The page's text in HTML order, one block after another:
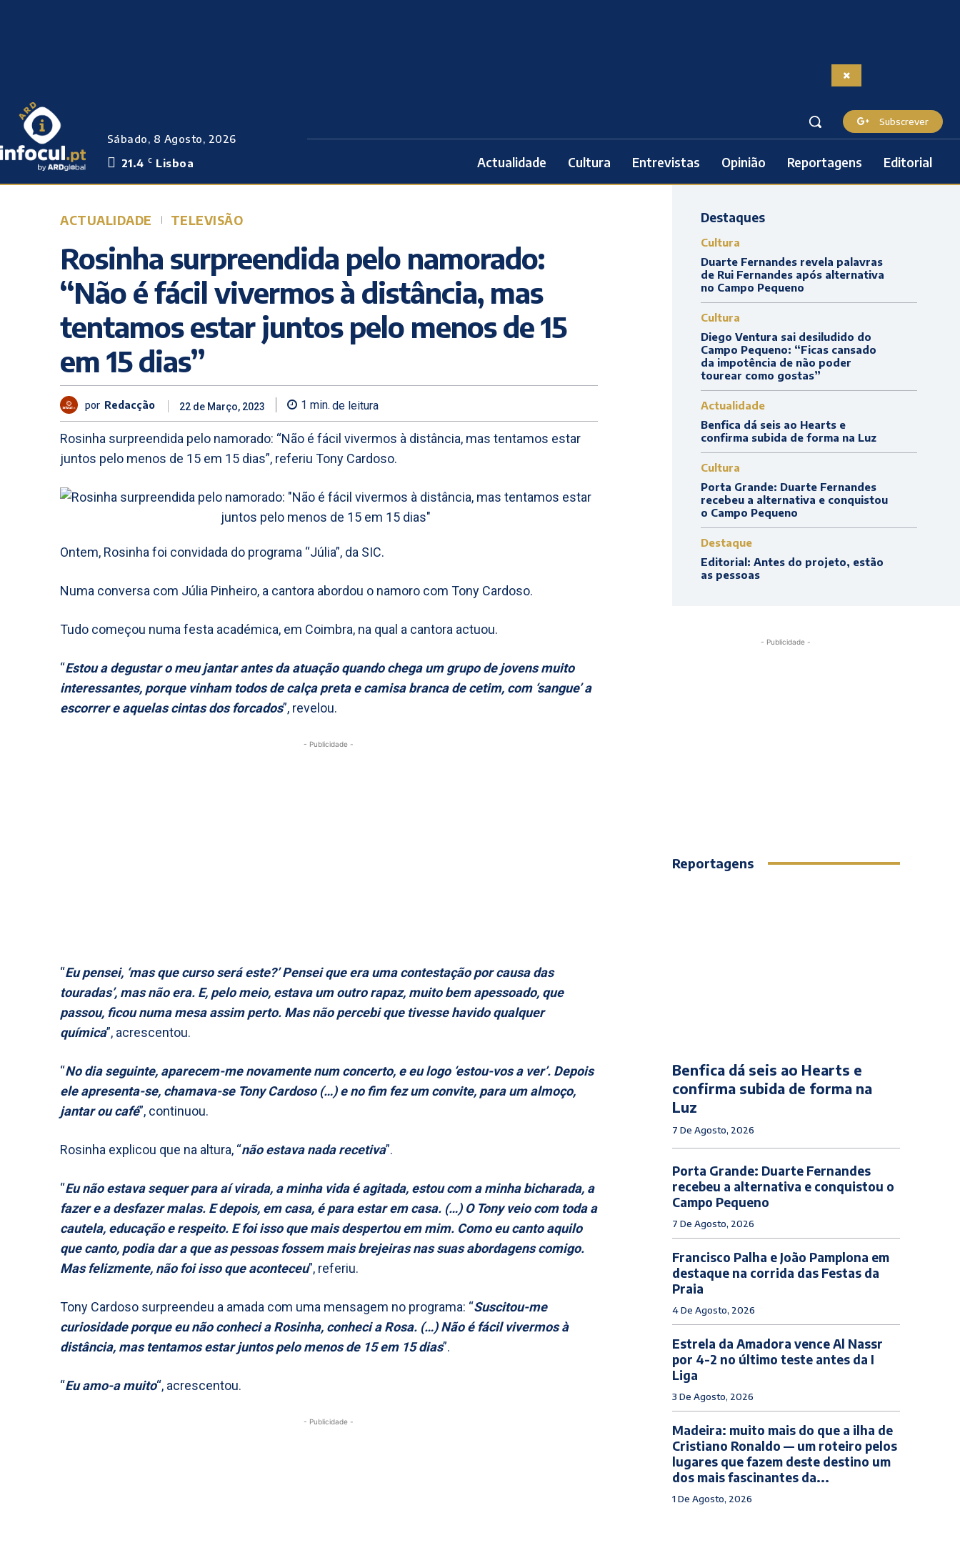
Sábado, 8 Agosto, 2026
21.4 C Lisboa
Subscrever
Actualidade Cultura Entrevistas Opinião Reportagens Editorial
ACTUALIDADE TELEVISÃO
Rosinha surpreendida pelo namorado:
“Não é fácil vivermos à distância, mas
tentamos estar juntos pelo menos de 15
em 15 dias”
por Redacção 22 de Março, 2023 1 min. de leitura
Rosinha surpreendida pelo namorado: “Não é fácil vivermos à distância, mas tentamos estar
juntos pelo menos de 15 em 15 dias”, referiu Tony Cardoso.
Ontem, Rosinha foi convidada do programa “Júlia”, da SIC.
Numa conversa com Júlia Pinheiro, a cantora abordou o namoro com Tony Cardoso.
Tudo começou numa festa académica, em Coimbra, na qual a cantora actuou.
“Estou a degustar o meu jantar antes da atuação quando chega um grupo de jovens muito
interessantes, porque vinham todos de calça preta e camisa branca de cetim, com ‘sangue’ a
escorrer e aquelas cintas dos forcados”, revelou.
- Publicidade -
“Eu pensei, ‘mas que curso será este?’ Pensei que era uma contestação por causa das
touradas’, mas não era. E, pelo meio, estava um outro rapaz, muito bem apessoado, que
passou, ficou numa mesa assim perto. Mas não percebi que tivesse havido qualquer
química”, acrescentou.
“No dia seguinte, aparecem-me novamente num concerto, e eu logo ‘estou-vos a ver’. Depois
ele apresenta-se, chamava-se Tony Cardoso (…) e no fim fez um convite, para um almoço,
jantar ou café”, continuou.
Rosinha explicou que na altura, “não estava nada recetiva”.
“Eu não estava sequer para aí virada, a minha vida é agitada, estou com a minha bicharada, a
fazer e a desfazer malas. E depois, em casa, é para estar em casa. (…) O Tony veio com toda a
cautela, educação e respeito. E foi isso que mais despertou em mim. Como eu canto aquilo
que canto, podia dar a que as pessoas fossem mais brejeiras nas suas abordagens comigo.
Mas felizmente, não foi isso que aconteceu”, referiu.
Tony Cardoso surpreendeu a amada com uma mensagem no programa: “Suscitou-me
curiosidade porque eu não conheci a Rosinha, conheci a Rosa. (…) Não é fácil vivermos à
distância, mas tentamos estar juntos pelo menos de 15 em 15 dias”.
“Eu amo-a muito“, acrescentou.
- Publicidade -
Destaques
Cultura
Duarte Fernandes revela palavras
de Rui Fernandes após alternativa
no Campo Pequeno
Cultura
Diego Ventura sai desiludido do
Campo Pequeno: “Ficas cansado
da impotência de não poder
tourear como gostas”
Actualidade
Benfica dá seis ao Hearts e
confirma subida de forma na Luz
Cultura
Porta Grande: Duarte Fernandes
recebeu a alternativa e conquistou
o Campo Pequeno
Destaque
Editorial: Antes do projeto, estão
as pessoas
- Publicidade -
Reportagens
Benfica dá seis ao Hearts e
confirma subida de forma na
Luz
7 De Agosto, 2026
Porta Grande: Duarte Fernandes
recebeu a alternativa e conquistou o
Campo Pequeno
7 De Agosto, 2026
Francisco Palha e João Pamplona em
destaque na corrida das Festas da
Praia
4 De Agosto, 2026
Estrela da Amadora vence Al Nassr
por 4-2 no último teste antes da I
Liga
3 De Agosto, 2026
Madeira: muito mais do que a ilha de
Cristiano Ronaldo — um roteiro pelos
lugares que fazem deste destino um
dos mais fascinantes da...
1 De Agosto, 2026